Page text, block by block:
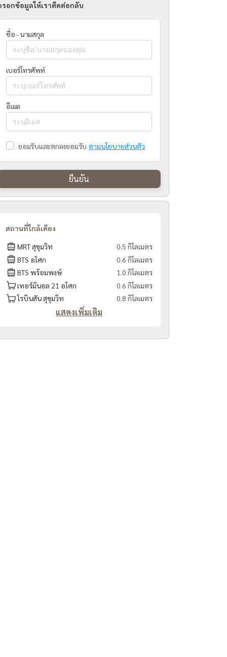
รอกข้อมูลให้เราติดต่อกลับ
ชื่อ - นามสกุล
เบอร์โทรศัพท์
อีเมล
ยอมรับและตกลงยอมรับ ตามนโยบายส่วนตัว
ยืนยัน
สถานที่ใกล้เคียง
MRT สุขุมวิท
0.5 กิโลเมตร
BTS อโศก
0.6 กิโลเมตร
BTS พร้อมพงษ์
1.0 กิโลเมตร
เทอร์มินอล 21 อโศก
0.6 กิโลเมตร
โรบินสัน สุขุมวิท
0.8 กิโลเมตร
แสดงเพิ่มเติม